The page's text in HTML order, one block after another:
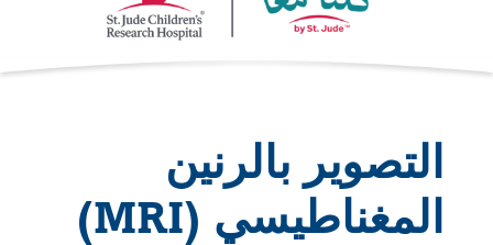
التصوير بالرنين
المغناطيسي (MRI)